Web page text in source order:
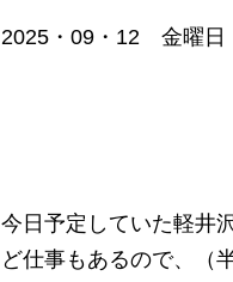
2025・09・12 金曜
今日予定していた軽井
ど仕事もあるので、（